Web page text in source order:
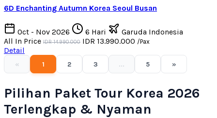
6D Enchanting Autumn Korea Seoul Busan
Oct - Nov 2026 6 Hari
Garuda Indonesia
All In Price IDR 14.990.000 IDR 13.990.000 /Pax
Detail
« 1 2 3 ... 5 »
Pilihan Paket Tour Korea 2026
Terlengkap & Nyaman